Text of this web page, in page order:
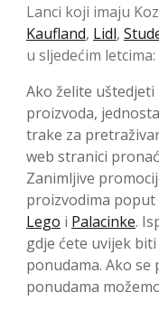
Lanci koji imaju
Kaufland, Lidl,
u sljedećim letcima:
Ako želite
proizvoda,
trake za
web stranici
Zanimljive
proizvodima poput
Lego i Palacinke.
gdje ćete uvijek
ponudama. Ako
ponudama